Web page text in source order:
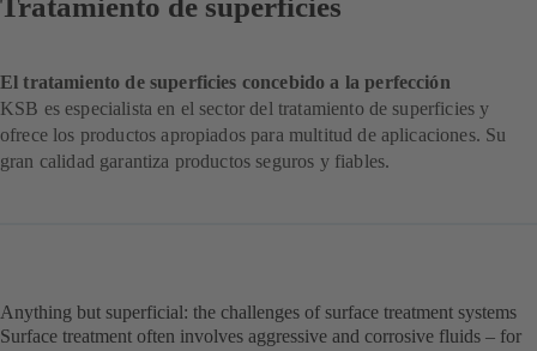
El tratamiento de superficies concebido a la perfección
KSB es especialista en el sector del tratamiento de superficies y
ofrece los productos apropiados para multitud de aplicaciones. Su
gran calidad garantiza productos seguros y fiables.
Anything but superficial: the challenges of surface treatment systems
Surface treatment often involves aggressive and corrosive fluids – for